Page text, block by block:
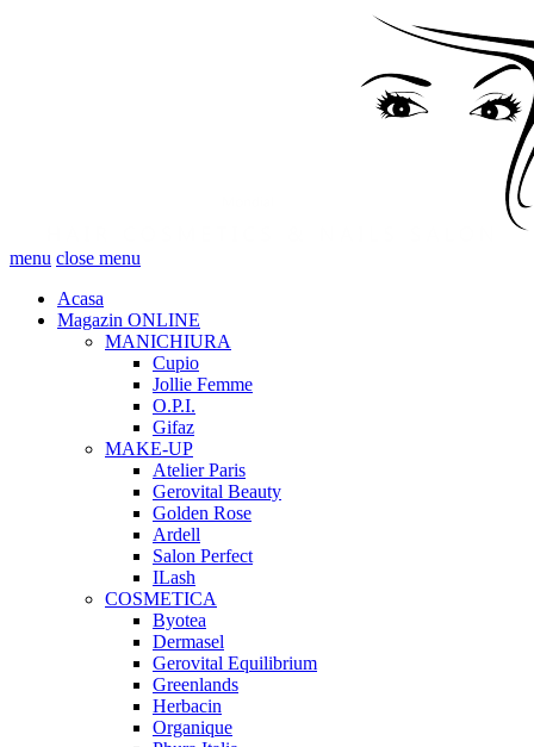
menu close menu
Acasa
Magazin ONLINE
MANICHIURA
Cupio
Jollie Femme
O.P.I.
Gifaz
MAKE-UP
Atelier Paris
Gerovital Beauty
Golden Rose
Ardell
Salon Perfect
ILash
COSMETICA
Byotea
Dermasel
Gerovital Equilibrium
Greenlands
Herbacin
Organique